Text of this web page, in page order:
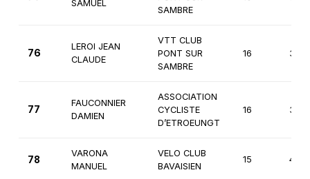
SAMUEL
SAMBRE
76
LEROI JEAN
CLAUDE
VTT CLUB
PONT SUR
SAMBRE
16
77
FAUCONNIER
DAMIEN
ASSOCIATION
CYCLISTE
D’ETROEUNGT
16
78
VARONA
MANUEL
VELO CLUB
BAVAISIEN
15